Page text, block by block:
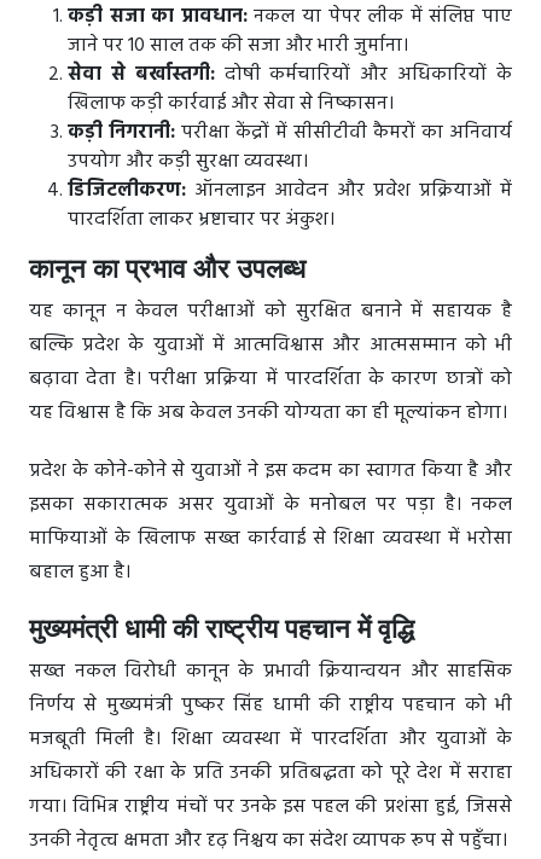
कड़ी सजा का प्रावधान:नकल या पेपर लीक में संलिप्त पाए
जाने पर 10 साल तक की सजा और भारी जुर्माना।
सेवा से बर्खास्तगी:दोषी कर्मचारियों और अधिकारियों के
खिलाफ कड़ी कार्रवाई और सेवा से निष्कासन।
कड़ी निगरानी:परीक्षा केंद्रों में सीसीटीवी कैमरों का अनिवार्य
उपयोग और कड़ी सुरक्षा व्यवस्था।
डिजिटलीकरण: ऑनलाइन आवेदन और प्रवेश प्रक्रियाओं में
पारदर्शिता लाकर भ्रष्टाचार पर अंकुश।
कानून का प्रभाव और उपलब्ध
यह कानून न केवल परीक्षाओं को सुरक्षित बनाने में सहायक है
बल्कि प्रदेश के युवाओं में आत्मविश्वास और आत्मसम्मान को भी
बढ़ावा देता है। परीक्षा प्रक्रिया में पारदर्शिता के कारण छात्रों को
यह विश्वास है कि अब केवल उनकी योग्यता का ही मूल्यांकन होगा।
प्रदेश के कोने-कोने से युवाओं ने इस कदम का स्वागत किया है और
इसका सकारात्मक असर युवाओं के मनोबल पर पड़ा है। नकल
माफियाओं के खिलाफ सख्त कार्रवाई से शिक्षा व्यवस्था में भरोसा
बहाल हुआ है।
मुख्यमंत्री धामी की राष्ट्रीय पहचान में वृद्धि
सख्त नकल विरोधी कानून के प्रभावी क्रियान्वयन और साहसिक
निर्णय से मुख्यमंत्री पुष्कर सिंह धामी की राष्ट्रीय पहचान को भी
मजबूती मिली है। शिक्षा व्यवस्था में पारदर्शिता और युवाओं के
अधिकारों की रक्षा के प्रति उनकी प्रतिबद्धता को पूरे देश में सराहा
गया। विभिन्न राष्ट्रीय मंचों पर उनके इस पहल की प्रशंसा हुई, जिससे
उनकी नेतृत्व क्षमता और दृढ़ निश्चय का संदेश व्यापक रूप से पहुँचा।